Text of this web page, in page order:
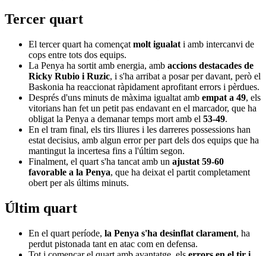
Tercer quart
El tercer quart ha començat molt igualat i amb intercanvi de
cops entre tots dos equips.
La Penya ha sortit amb energia, amb accions destacades de
Ricky Rubio i Ruzic, i s'ha arribat a posar per davant, però el
Baskonia ha reaccionat ràpidament aprofitant errors i pèrdues.
Després d'uns minuts de màxima igualtat amb empat a 49, els
vitorians han fet un petit pas endavant en el marcador, que ha
obligat la Penya a demanar temps mort amb el 53-49.
En el tram final, els tirs lliures i les darreres possessions han
estat decisius, amb algun error per part dels dos equips que ha
mantingut la incertesa fins a l'últim segon.
Finalment, el quart s'ha tancat amb un ajustat 59-60
favorable a la Penya, que ha deixat el partit completament
obert per als últims minuts.
Últim quart
En el quart període, la Penya s'ha desinflat clarament, ha
perdut pistonada tant en atac com en defensa.